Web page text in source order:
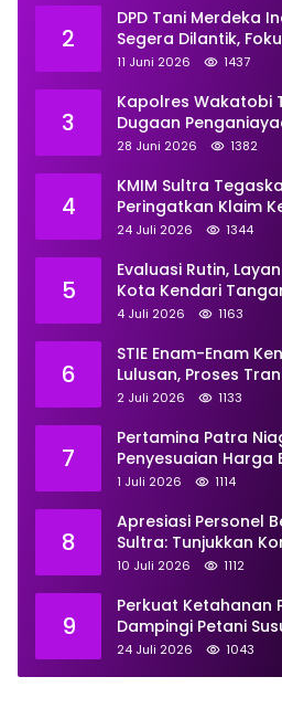
2
DPD Tani Merdeka
Segera Dilantik,
Pemberdayaan
11 Juni 2026 1437
3
Kapolres Wakatobi
Dugaan
Dua Anggota
28 Juni 2026 1382
4
KMIM Sultra
Peringatkan Klaim
Proses Hukum
24 Juli 2026 1344
5
Evaluasi Rutin,
Kota Kendari
Juni
4 Juli 2026 1163
6
STIE Enam-Enam
Lulusan, Proses
Universitas Resmi
2 Juli 2026 1133
7
Pertamina Patra
Penyesuaian Harga
Juli 2026, Berikut
1 Juli 2026 1114
8
Apresiasi Personel
Sultra: Tunjukkan
untuk Masyarakat
10 Juli 2026 1112
9
Perkuat Ketahanan
Dampingi Petani
Persiapkan Sentra
24 Juli 2026 1043